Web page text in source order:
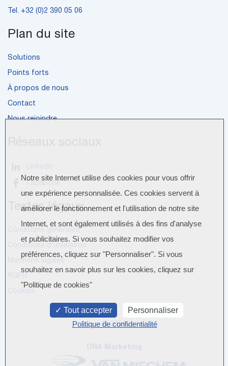
Tel. +32 (0)2 390 05 06
Plan du site
Solutions
Points forts
À propos de nous
Contact
Nous rejoindre
Textes légaux
© 2026
Notre site Internet utilise des cookies pour vous offrir
une expérience personnalisée. Ces cookies servent à
améliorer le fonctionnement et l'utilisation de notre site
Internet, et sont également utilisés à des fins d'analyse
et publicitaires. Si vous souhaitez modifier vos
préférences, cliquez sur "Personnaliser". Si vous
souhaitez en savoir plus sur les cookies, cliquez sur
"Politique de cookies"
Tout accepter
Personnaliser
Politique de confidentialité